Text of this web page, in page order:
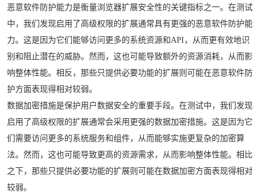
恶意软件防护能力是衡量浏览器扩展安全性的关键指标之一。在测试
中，我们发现启用了高级权限的扩展通常具有更强的恶意软件防护能
力。这是因为它们能够访问更多的系统资源和API，从而更有效地识
别和阻止潜在的威胁。然而，这也可能导致额外的资源消耗，从而影
响整体性能。相反，那些只提供必要功能的扩展则可能在恶意软件防
护方面表现得相对较弱。
数据加密措施是保护用户数据安全的重要手段。在测试中，我们发现
启用了高级权限的扩展通常会采用更强的数据加密措施。这是因为它
们需要访问更多的系统服务和组件，从而能够实施更复杂的加密算
法。然而，这也可能导致更高的资源需求，从而影响整体性能。相比
之下，那些只提供必要功能的扩展则可能在数据加密方面表现得相对
较弱。